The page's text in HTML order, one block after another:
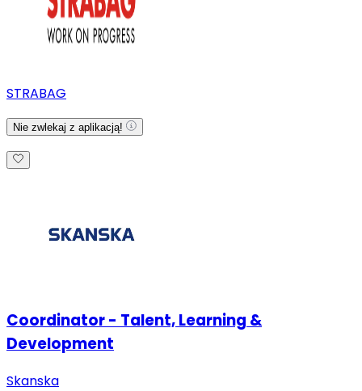
STRABAG
Nie zwlekaj z aplikacją!
Coordinator - Talent, Learning &
Development
Skanska